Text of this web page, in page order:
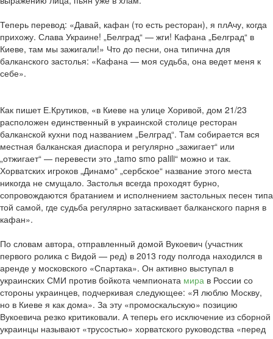
Теперь перевод: «Давай, кафан (то есть ресторан), я плАчу, когда
прихожу. Слава Украине! „Белград“ — жги! Кафана „Белград“ в
Киеве, там мы зажигали!» Что до песни, она типична для
балканского застолья: «Кафана — моя судьба, она ведет меня к
себе».
Как пишет Е.Крутиков, «в Киеве на улице Хоривой, дом 21/23
расположен единственный в украинской столице ресторан
балканской кухни под названием „Белград“. Там собирается вся
местная балканская диаспора и регулярно „зажигает“ или
„отжигает“ — перевести это „tamo smo palili“ можно и так.
Хорватских игроков „Динамо“ „сербское“ название этого места
никогда не смущало. Застолья всегда проходят бурно,
сопровождаются братанием и исполнением застольных песен типа
той самой, где судьба регулярно затаскивает балканского парня в
кафан».
По словам автора, отправленный домой Вукоевич (участник
первого ролика с Видой — ред) в 2013 году полгода находился в
аренде у московского «Спартака». Он активно выступал в
украинских СМИ против бойкота чемпионата мира в России со
стороны украинцев, подчеркивая следующее: «Я люблю Москву,
но в Киеве я как дома». За эту «промоскальскую» позицию
Вукоевича резко критиковали. А теперь его исключение из сборной
украинцы называют «трусостью» хорватского руководства «перед